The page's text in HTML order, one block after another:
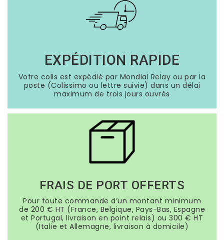
EXPÉDITION RAPIDE
Votre colis est expédié par Mondial Relay ou par la
poste (Colissimo ou lettre suivie) dans un délai
maximum de trois jours ouvrés
FRAIS DE PORT OFFERTS
Pour toute commande d’un montant minimum
de 200 € HT (France, Belgique, Pays-Bas, Espagne
et Portugal, livraison en point relais) ou 300 € HT
(Italie et Allemagne, livraison à domicile)